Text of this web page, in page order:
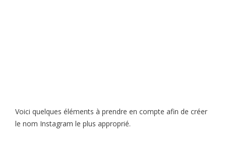
Voici quelques éléments à prendre en compte afin de créer
le nom Instagram le plus approprié.